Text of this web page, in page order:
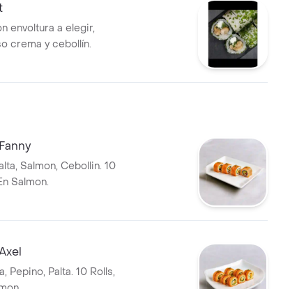
envoltura a elegir,
crema y cebollín.
Salmon, Cebollin. 10
Salmon.
Pepino, Palta. 10 Rolls,